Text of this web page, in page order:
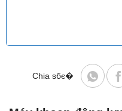
Chia sбє�